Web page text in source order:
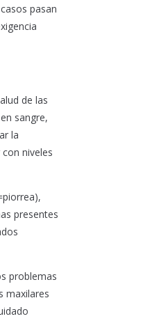
pasan
de las
sangre,
la
niveles
presentes
problemas
maxilares